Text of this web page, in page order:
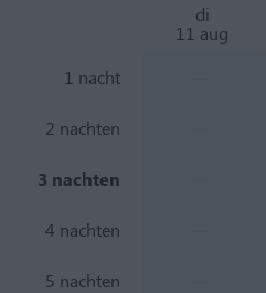
di
11 aug
1 nacht
2 nachten
3 nachten
4 nachten
5 nachten